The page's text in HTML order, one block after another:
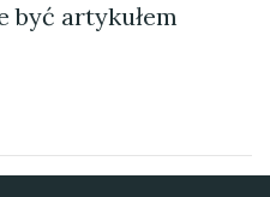
być artykułem